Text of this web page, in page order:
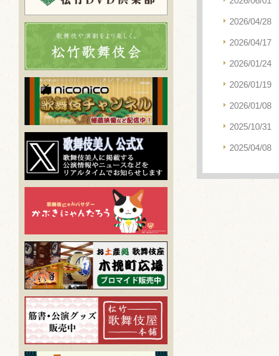
2026/04/28
2026/04/17
2026/01/24
2026/01/19
2026/01/08
2025/10/31
2025/04/08